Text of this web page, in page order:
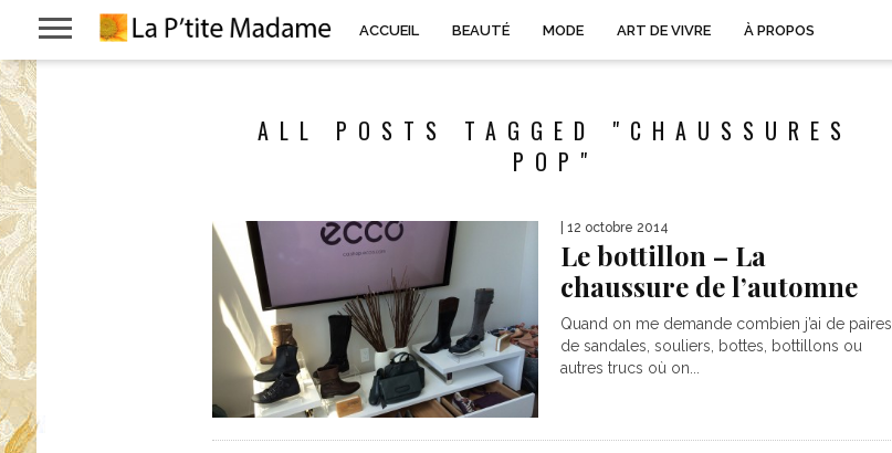
ACCUEIL BEAUTÉ MODE ART DE VIVRE À PROPOS
ALL POSTS TAGGED "CHAUSSURES
POP"
| 12 octobre 2014
Le bottillon – La
chaussure de l’automne
Quand on me demande combien j’ai de paires
de sandales, souliers, bottes, bottillons ou
autres trucs où on...